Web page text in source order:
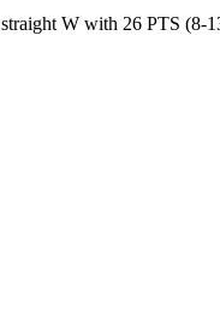
W with 26 PTS